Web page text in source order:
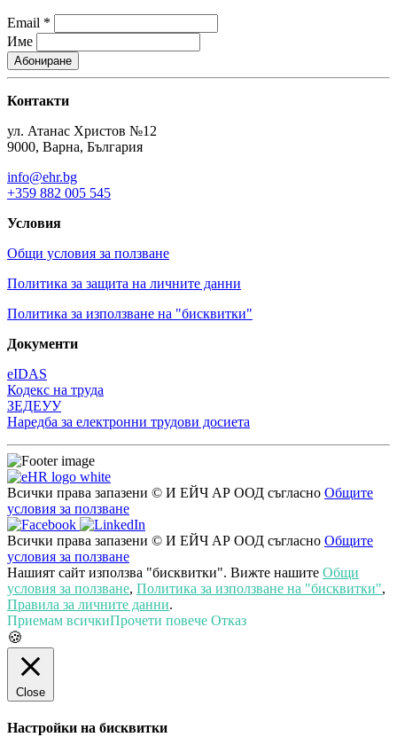
Email *
Име
Контакти
ул. Атанас Христов №12
9000, Варна, България
info@ehr.bg
+359 882 005 545
Условия
Общи условия за ползване
Политика за защита на личните данни
Политика за използване на "бисквитки"
Документи
eIDAS
Кодекс на труда
ЗЕДЕУУ
Наредба за електронни трудови досиета
Всички права запазени © И ЕЙЧ АР ООД съгласно Общите
условия за ползване
Всички права запазени © И ЕЙЧ АР ООД съгласно Общите
условия за ползване
Нашият сайт използва "бисквитки". Вижте нашите Общи
условия за ползване, Политика за използване на "бисквитки",
Правила за личните данни.
Приемам всичкиПрочети повече Отказ
🍪
Close
Настройки на бисквитки